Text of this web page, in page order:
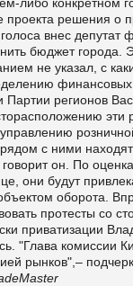
проекта решения о
внес
бюджет города.
не указал, с
Партии регионов
эти
с ними
он. По
они будут
оборота.
протесты со
приватизации
"Глава комиссии
рынков",–